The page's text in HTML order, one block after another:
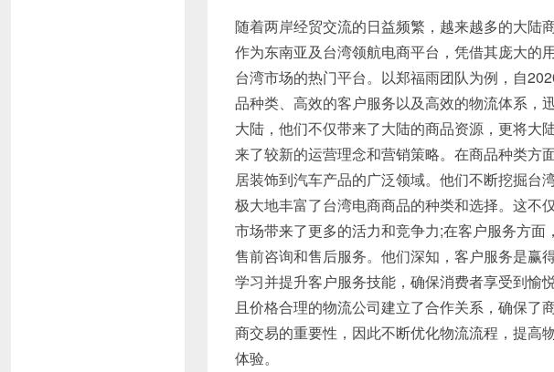
随着两岸经贸交流的日益频繁，越来越多的大陆
作为东南亚及台湾领航电商平台，凭借其庞大的
台湾市场的热门平台。以郑福雨团队为例，自
品种类、高效的客户服务以及高效的物流体系，
大陆，他们不仅带来了大陆的商品资源，更将大
来了较新的运营理念和营销策略。在商品种类方
居装饰到汽车产品的广泛领域。他们不断挖掘台
极大地丰富了台湾电商商品的种类和选择。这不
市场带来了更多的活力和竞争力;在客户服务方
售前咨询和售后服务。他们深知，客户服务是赢
学习并提升客户服务技能，确保消费者享受到愉
且价格合理的物流公司建立了合作关系，确保
商交易的重要性，因此不断优化物流流程，提高
体验。